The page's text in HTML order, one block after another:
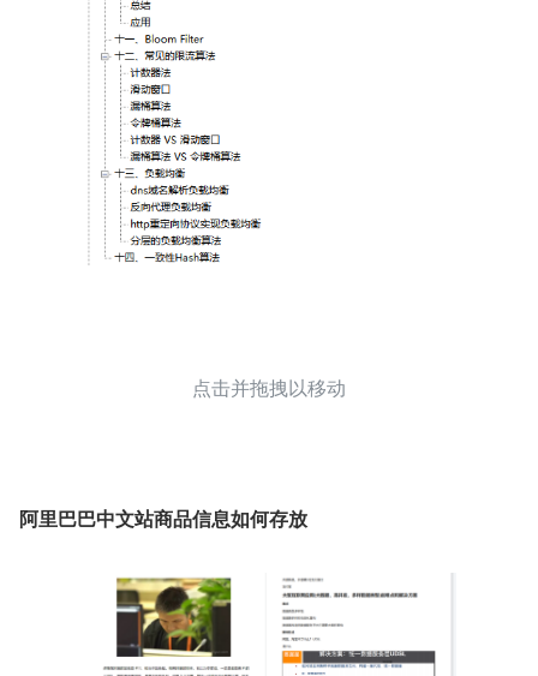
点击并拖拽以移动
阿里巴巴中文站商品信息如何存放